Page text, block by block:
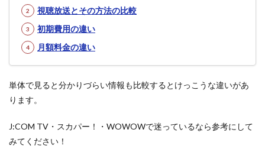
視聴放送とその方法の比較
初期費用の違い
月額料金の違い
単体で見ると分かりづらい情報も比較するとけっこうな違いがあ
ります。
J:COM TV・スカパー！・WOWOWで迷っているなら参考にして
みてください！